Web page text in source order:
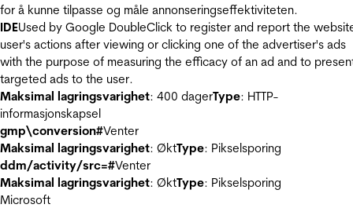
for å kunne tilpasse og måle annonseringseffektiviteten.
IDEUsed by Google DoubleClick to register and report the
user's actions after viewing or clicking one of the advertiser's ads
with the purpose of measuring the efficacy of an ad and to
targeted ads to the user.
Maksimal lagringsvarighet: 400 dagerType: HTTP-
informasjonskapsel
gmp\conversion#Venter
Maksimal lagringsvarighet: ØktType: Pikselsporing
ddm/activity/src=#Venter
Maksimal lagringsvarighet: ØktType: Pikselsporing
Microsoft